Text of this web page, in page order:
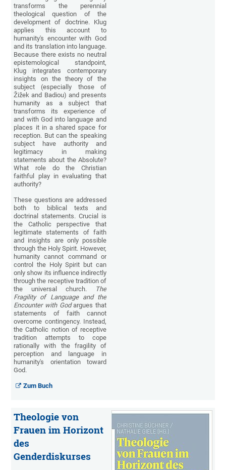
transforms the perennial
theological question of the
development of doctrine. Klug
applies this account to
humanity's encounter with God
and its translation into language.
Because there exists no neutral
epistemological standpoint,
Klug integrates contemporary
insights on the theory of the
subject (especially those of
Žižek and Badiou) and presents
humanity as a subject that
transforms its experience of
and with God into language and
places it in a shared space for
reception. But can the speaking
subject have authority and
legitimacy in making
statements about the Absolute?
What role do the Christian
faithful play in evaluating that
authority?
These questions are addressed
both to biblical texts and
doctrinal statements. Crucial is
the Catholic perspective that
legitimate statements of faith
and insights are only possible
through the Holy Spirit. However,
humanity cannot command or
control the Holy Spirit but can
only show its influence indirectly
through the receptive tradition of
the universal church.
The
Fragility of Language and the
Encounter with Godargues that
statements of faith cannot
overcome contingency. Instead,
the Catholic notion of receptive
tradition attempts to cope
rationally with the fragility of
perception and language in
humanity's orientation toward
God.
Zum Buch
Theologie von
Frauen im Horizont
des
Genderdiskurses